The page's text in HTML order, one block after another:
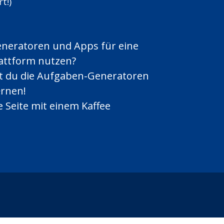
und Apps für eine
nutzen?
du die Aufgaben-Generatoren
mit einem Kaffee